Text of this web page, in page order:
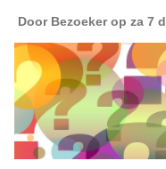
Door Bezoekerop za 7